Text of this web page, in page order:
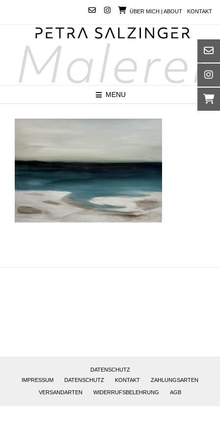
ÜBER MICH | ABOUT KONTAKT
MENU
DATENSCHUTZ
IMPRESSUM
DATENSCHUTZ KONTAKT ZAHLUNGSARTEN
VERSANDARTEN WIDERRUFSBELEHRUNG AGB